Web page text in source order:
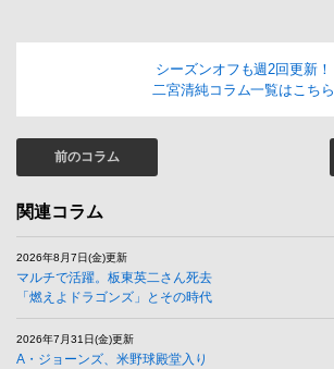
シーズンオフも週2回更新！
二宮清純コラム一覧はこちら
前のコラム
関連コラム
2026年8月7日(金)更新
マルチで活躍。板東英二さん死去
「燃えよドラゴンズ」とその時代
2026年7月31日(金)更新
A・ジョーンズ、米野球殿堂入り